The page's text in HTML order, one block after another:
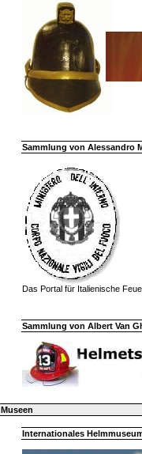
Sammlung von Alessandro
Das Portal für Italienische
Sammlung von Albert Van
Museen
Internationales